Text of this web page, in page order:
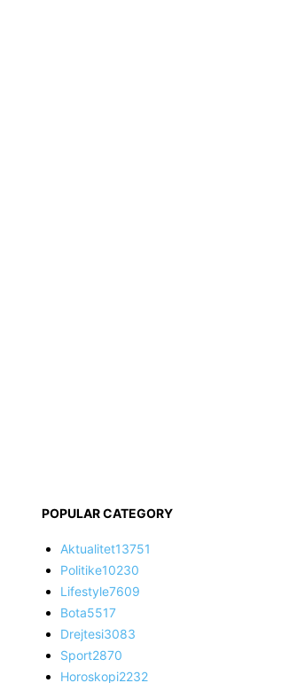
POPULAR CATEGORY
Aktualitet13751
Politike10230
Lifestyle7609
Bota5517
Drejtesi3083
Sport2870
Horoskopi2232